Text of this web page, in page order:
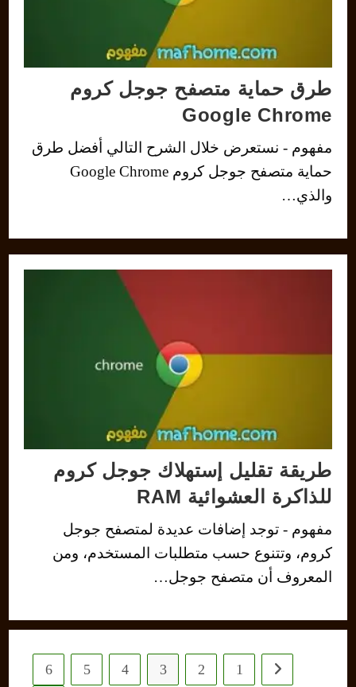
طرق حماية متصفح جوجل كروم
Google Chrome
مفهوم - نستعرض خلال الشرح التالي أفضل طرق
حماية متصفح جوجل كروم Google Chrome
والذي…
طريقة تقليل إستهلاك جوجل كروم
للذاكرة العشوائية RAM
مفهوم - توجد إضافات عديدة لمتصفح جوجل
كروم، وتتنوع حسب متطلبات المستخدم، ومن
المعروف أن متصفح جوجل…
Go to the previous page
1
2
3
4
5
6